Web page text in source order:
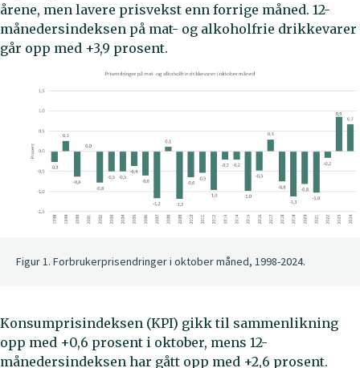
årene, men lavere prisvekst enn forrige måned. 12-
månedersindeksen på mat- og alkoholfrie drikkevarer
går opp med +3,9 prosent.
Figur 1. Forbrukerprisendringer i oktober måned, 1998-2024.
Konsumprisindeksen (KPI) gikk til sammenlikning
opp med +0,6 prosent i oktober, mens 12-
månedersindeksen har gått opp med +2,6 prosent.